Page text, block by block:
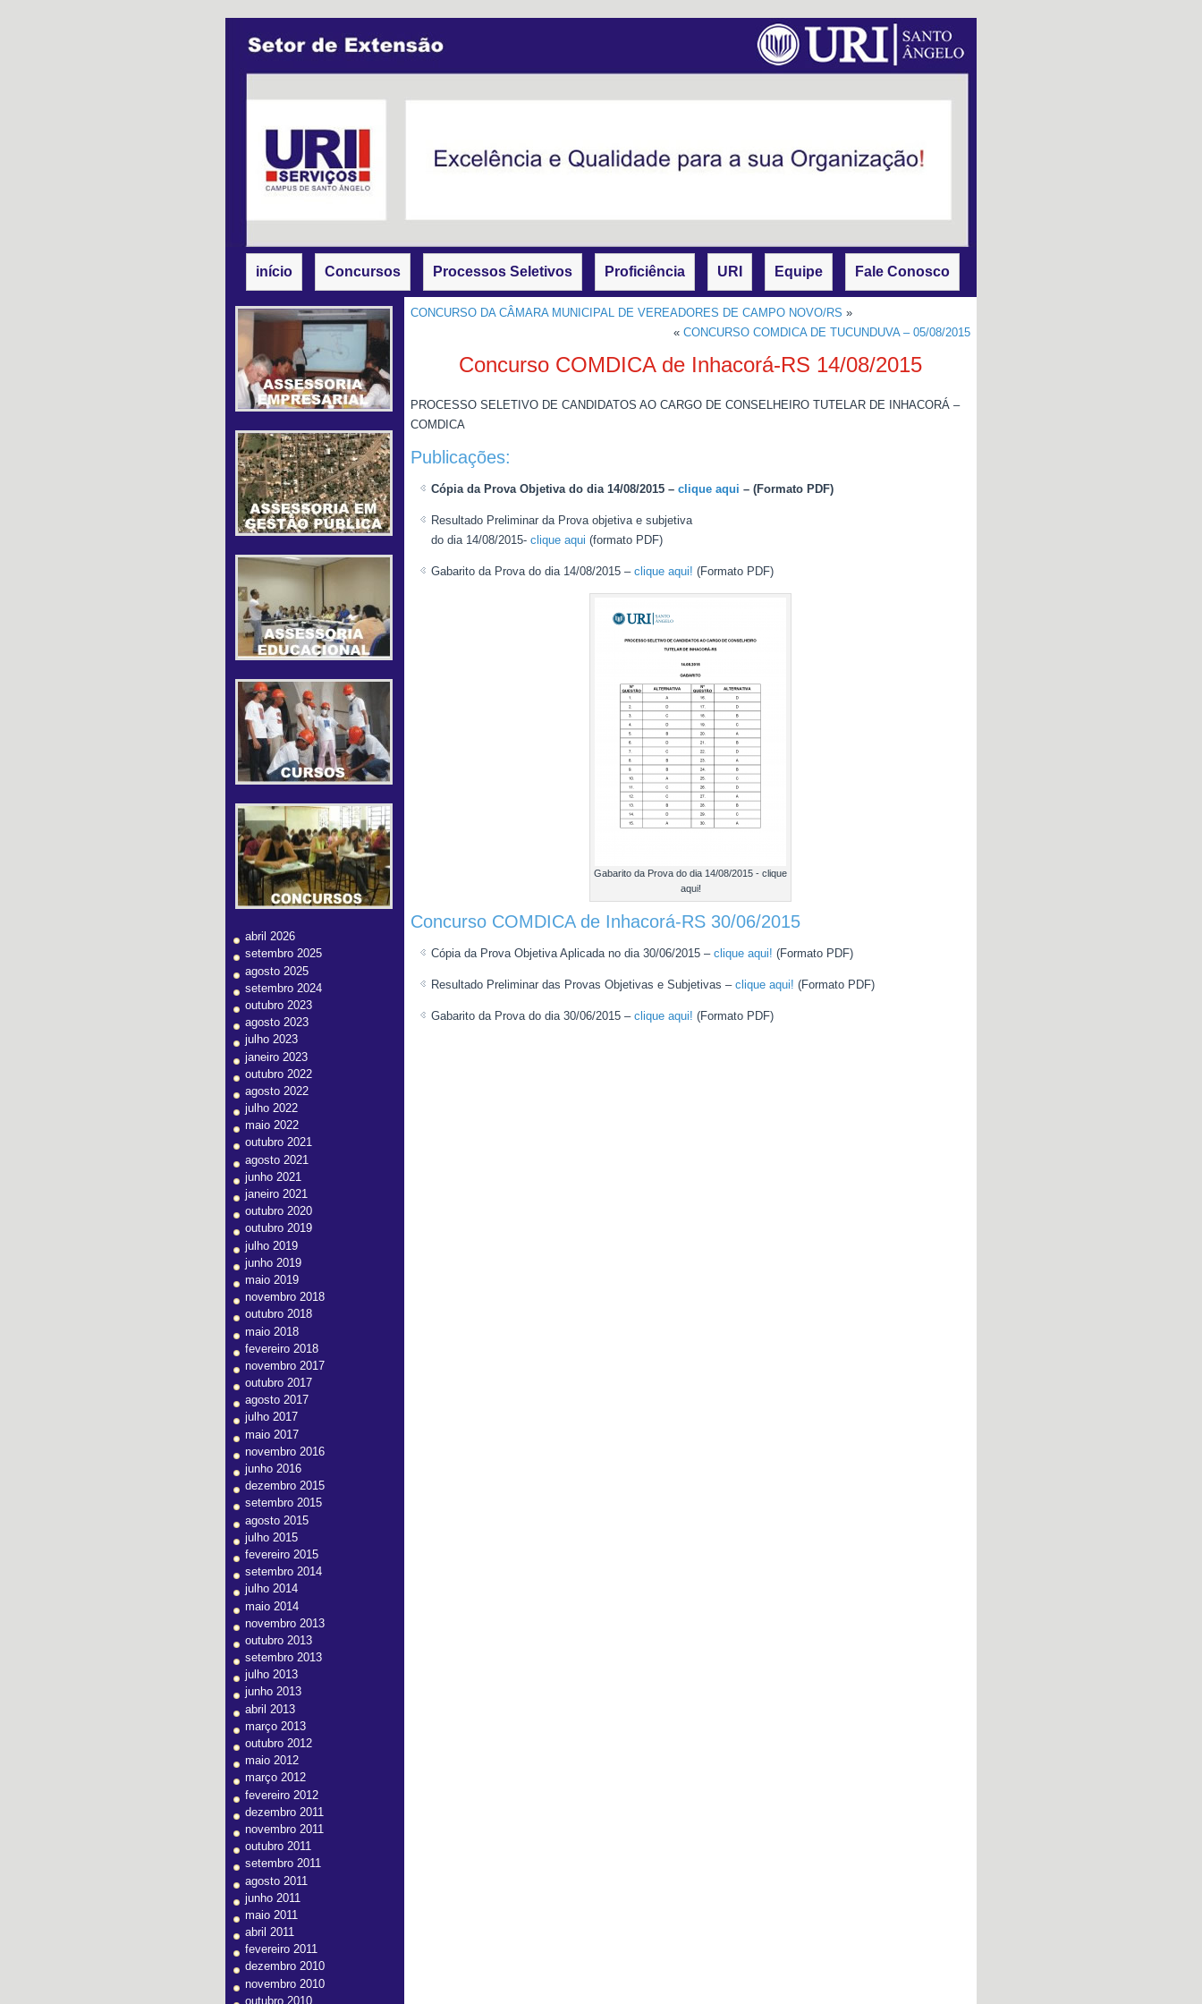
início Concursos Processos Seletivos Proficiência URI Equipe Fale Conosco
abril 2026
setembro 2025
agosto 2025
setembro 2024
outubro 2023
agosto 2023
julho 2023
janeiro 2023
outubro 2022
agosto 2022
julho 2022
maio 2022
outubro 2021
agosto 2021
junho 2021
janeiro 2021
outubro 2020
outubro 2019
julho 2019
junho 2019
maio 2019
novembro 2018
outubro 2018
maio 2018
fevereiro 2018
novembro 2017
outubro 2017
agosto 2017
julho 2017
maio 2017
novembro 2016
junho 2016
dezembro 2015
setembro 2015
agosto 2015
julho 2015
fevereiro 2015
setembro 2014
julho 2014
maio 2014
novembro 2013
outubro 2013
setembro 2013
julho 2013
junho 2013
abril 2013
março 2013
outubro 2012
maio 2012
março 2012
fevereiro 2012
dezembro 2011
novembro 2011
outubro 2011
setembro 2011
agosto 2011
junho 2011
maio 2011
abril 2011
fevereiro 2011
dezembro 2010
novembro 2010
outubro 2010
CONCURSO DA CÂMARA MUNICIPAL DE VEREADORES DE CAMPO NOVO/RS »
« CONCURSO COMDICA DE TUCUNDUVA – 05/08/2015
Concurso COMDICA de Inhacorá-RS 14/08/2015
PROCESSO SELETIVO DE CANDIDATOS AO CARGO DE CONSELHEIRO TUTELAR DE INHACORÁ –
COMDICA
Publicações:
Cópia da Prova Objetiva do dia 14/08/2015 – clique aqui – (Formato PDF)
Resultado Preliminar da Prova objetiva e subjetiva
do dia 14/08/2015- clique aqui (formato PDF)
Gabarito da Prova do dia 14/08/2015 – clique aqui! (Formato PDF)
Gabarito da Prova do dia 14/08/2015 - clique
aqui!
Concurso COMDICA de Inhacorá-RS 30/06/2015
Cópia da Prova Objetiva Aplicada no dia 30/06/2015 – clique aqui! (Formato PDF)
Resultado Preliminar das Provas Objetivas e Subjetivas – clique aqui! (Formato PDF)
Gabarito da Prova do dia 30/06/2015 – clique aqui! (Formato PDF)